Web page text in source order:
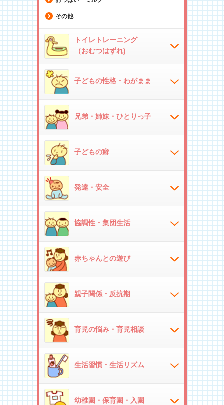
その他
トイレトレーニング
（おむつはずれ)
子どもの性格・わがまま
兄弟・姉妹・ひとりっ子
子どもの癖
発達・安全
協調性・集団生活
赤ちゃんとの遊び
親子関係・反抗期
育児の悩み・育児相談
生活習慣・生活リズム
幼稚園・保育園・入園